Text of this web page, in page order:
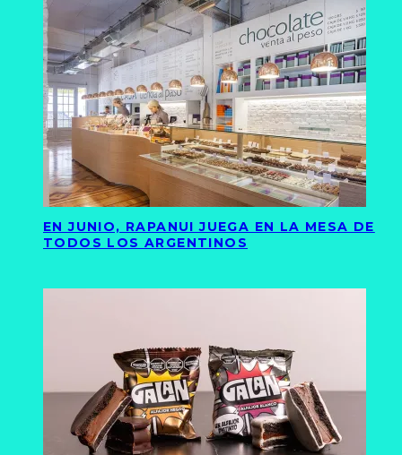
EN JUNIO, RAPANUI JUEGA EN LA MESA DE
TODOS LOS ARGENTINOS